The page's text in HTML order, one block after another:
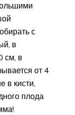
с
в
см, в
от 4
в кисти,
плода